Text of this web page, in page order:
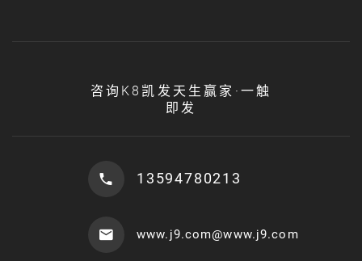
咨询K8凯发天生赢家·一触
即发
13594780213
www.j9.com@www.j9.com